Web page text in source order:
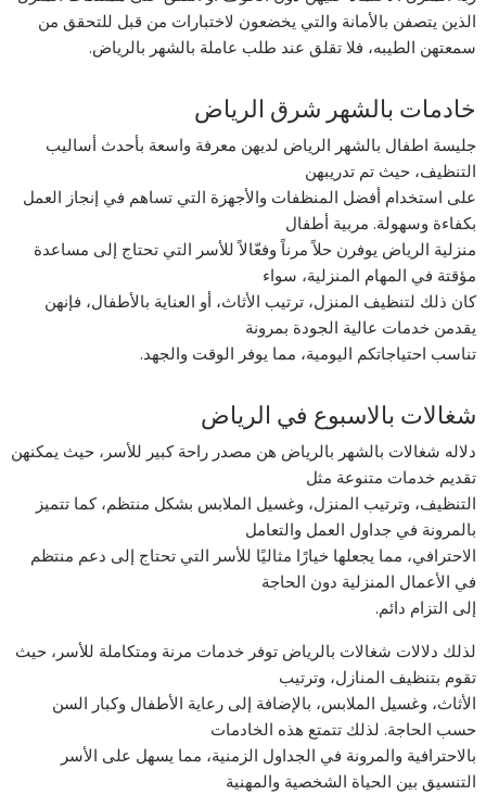
الذين يتصفن بالأمانة والتي يخضعون لاختبارات من قبل للتحقق من
سمعتهن الطيبه، فلا تقلق عند طلب عاملة بالشهر بالرياض.
خادمات بالشهر شرق الرياض
جليسة اطفال بالشهر الرياض لديهن معرفة واسعة بأحدث أساليب
التنظيف، حيث تم تدريبهن
على استخدام أفضل المنظفات والأجهزة التي تساهم في إنجاز العمل
بكفاءة وسهولة. مربية أطفال
منزلية الرياض يوفرن حلاً مرناً وفعّالاً للأسر التي تحتاج إلى مساعدة
مؤقتة في المهام المنزلية، سواء
كان ذلك لتنظيف المنزل، ترتيب الأثاث، أو العناية بالأطفال، فإنهن
يقدمن خدمات عالية الجودة بمرونة
تناسب احتياجاتكم اليومية، مما يوفر الوقت والجهد.
شغالات بالاسبوع في الرياض
دلاله شغالات بالشهر بالرياض هن مصدر راحة كبير للأسر، حيث يمكنهن
تقديم خدمات متنوعة مثل
التنظيف، وترتيب المنزل، وغسيل الملابس بشكل منتظم، كما تتميز
بالمرونة في جداول العمل والتعامل
الاحترافي، مما يجعلها خيارًا مثاليًا للأسر التي تحتاج إلى دعم منتظم
في الأعمال المنزلية دون الحاجة
إلى التزام دائم.
لذلك دلالات شغالات بالرياض توفر خدمات مرنة ومتكاملة للأسر، حيث
تقوم بتنظيف المنازل، وترتيب
الأثاث، وغسيل الملابس، بالإضافة إلى رعاية الأطفال وكبار السن
حسب الحاجة. لذلك تتمتع هذه الخادمات
بالاحترافية والمرونة في الجداول الزمنية، مما يسهل على الأسر
التنسيق بين الحياة الشخصية والمهنية